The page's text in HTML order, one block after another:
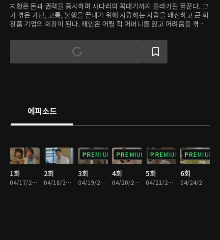
치환은 돈과 권력을 중시하며 사다리의 꼭대기까지 올라가길 꿈꾼다. 그
가 겪은 가난, 고통, 불행을 끝내기 위해 사랑하는 사람을 배신하고 큰 화
장품 기업의 회장이 된다. 해인은 어릴 적 어머니를 잃고 어려움을 겪다
가 벌어진 후 해인의 삶도 송두리째 파괴되고, 자신이 겪었던 시련이 친
아버지 치환의 선택 때문일 수 있음을 알게 된다. 게다가 해인이 사랑하
는 진우는 오랫동안 치환의 딸인 세나의 사랑을 받았다. 세나는 일과 사
에피소드
1회
04/17/2023 • 30분
2회
04/18/2023 • 30분
PREMIUM
3회
04/19/2023 • 29분
PREMIUM
4회
04/20/2023 • 29분
PREMIUM
5회
04/21/2023 • 30분
PREMIUM
6회
04/24/2023 • 29분